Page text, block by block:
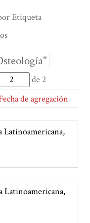
Etiqueta
de 2
de agregación
Latinoamericana,
Latinoamericana,